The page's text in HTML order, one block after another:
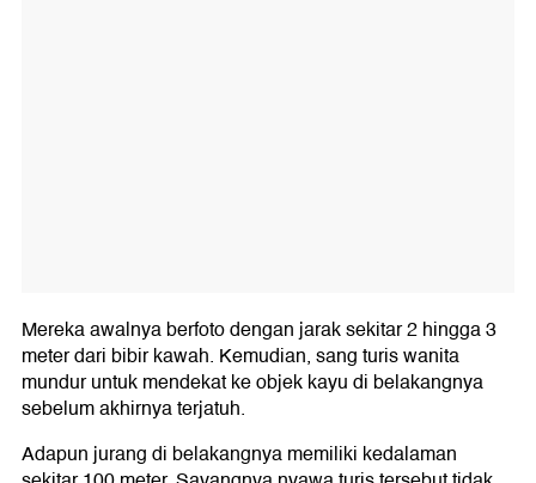
Mereka awalnya berfoto dengan jarak sekitar 2 hingga 3
meter dari bibir kawah. Kemudian, sang turis wanita
mundur untuk mendekat ke objek kayu di belakangnya
sebelum akhirnya terjatuh.
Adapun jurang di belakangnya memiliki kedalaman